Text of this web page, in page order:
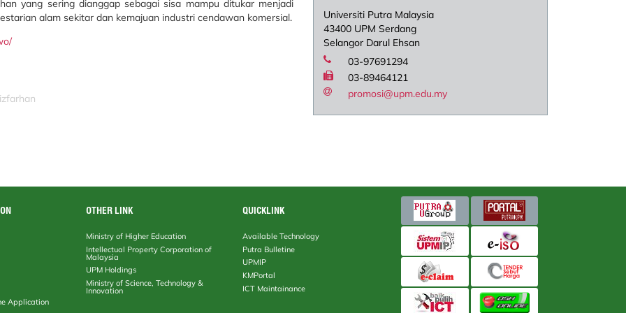
yang sering dianggap sebagai sisa mampu ditukar menjadi
alam sekitar dan kemajuan industri cendawan komersial.
Universiti Putra Malaysia
43400 UPM Serdang
Selangor Darul Ehsan
03-97691294
03-89464121
promosi@upm.edu.my
Application
OTHER LINK
Ministry of Higher Education
Intellectual Property Corporation of
Malaysia
UPM Holdings
Ministry of Science, Technology &
Innovation
QUICKLINK
Available Technology
Putra Bulletine
UPMIP
KMPortal
ICT Maintainance